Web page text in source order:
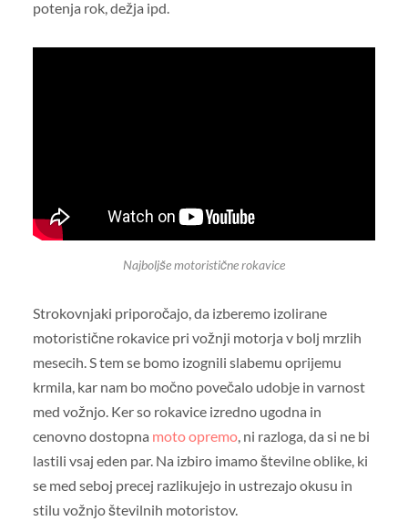
potenja rok, dežja ipd.
Najboljše motoristične rokavice
Strokovnjaki priporočajo, da izberemo izolirane
motoristične rokavice pri vožnji motorja v bolj mrzlih
mesecih. S tem se bomo izognili slabemu oprijemu
krmila, kar nam bo močno povečalo udobje in varnost
med vožnjo. Ker so rokavice izredno ugodna in
cenovno dostopna moto opremo, ni razloga, da si ne bi
lastili vsaj eden par. Na izbiro imamo številne oblike, ki
se med seboj precej razlikujejo in ustrezajo okusu in
stilu vožnjo številnih motoristov.